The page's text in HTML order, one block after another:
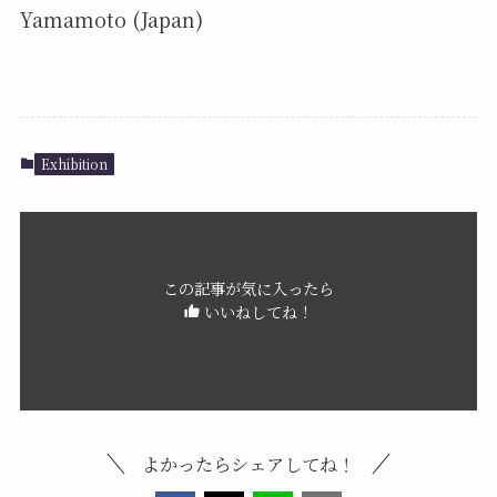
Yamamoto (Japan)
Exhibition
この記事が気に入ったら
いいねしてね！
よかったらシェアしてね！